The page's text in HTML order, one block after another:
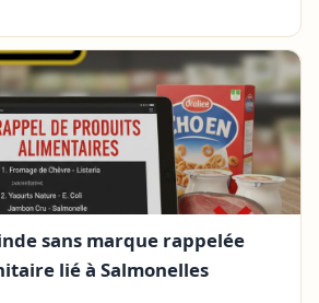
sans marque rappelée
lié à Salmonelles